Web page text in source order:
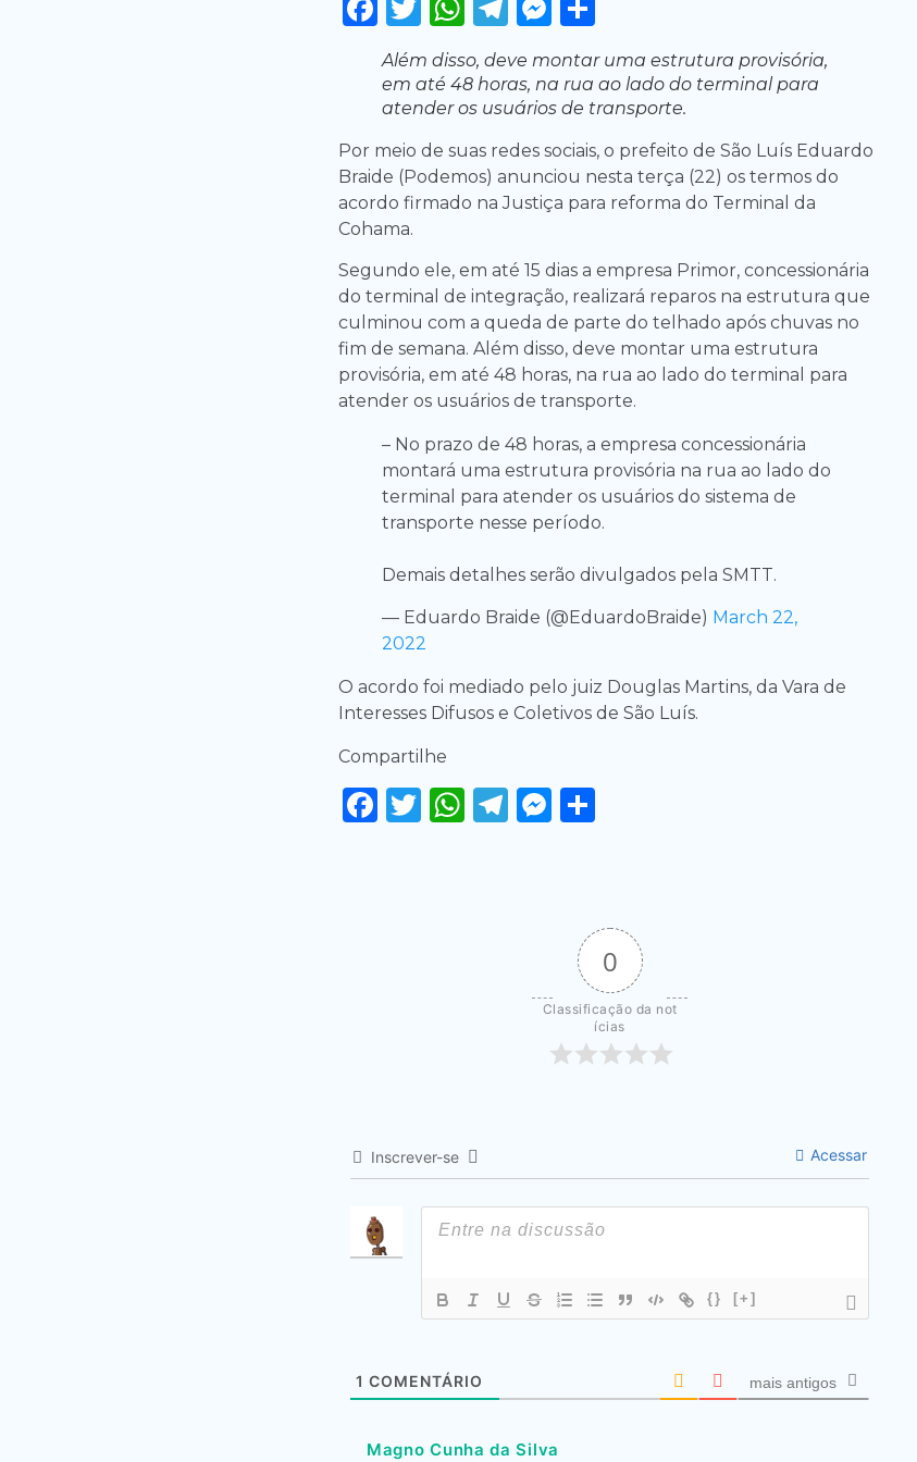
Além disso, deve montar uma estrutura provisória,
em até 48 horas, na rua ao lado do terminal para
atender os usuários de transporte.
Por meio de suas redes sociais, o prefeito de São Luís Eduardo
Braide (Podemos) anunciou nesta terça (22) os termos do
acordo firmado na Justiça para reforma do Terminal da
Cohama.
Segundo ele, em até 15 dias a empresa Primor, concessionária
do terminal de integração, realizará reparos na estrutura que
culminou com a queda de parte do telhado após chuvas no
fim de semana. Além disso, deve montar uma estrutura
provisória, em até 48 horas, na rua ao lado do terminal para
atender os usuários de transporte.
– No prazo de 48 horas, a empresa concessionária
montará uma estrutura provisória na rua ao lado do
terminal para atender os usuários do sistema de
transporte nesse período.
Demais detalhes serão divulgados pela SMTT.
— Eduardo Braide (@EduardoBraide) March 22,
2022
O acordo foi mediado pelo juiz Douglas Martins, da Vara de
Interesses Difusos e Coletivos de São Luís.
Compartilhe
Facebook
Twitter
WhatsApp
Telegram
Messenger
0
Classificação da not
ícias
Inscrever-se Acessar
{} [+]
1 COMENTÁRIO mais antigos
Magno Cunha da Silva